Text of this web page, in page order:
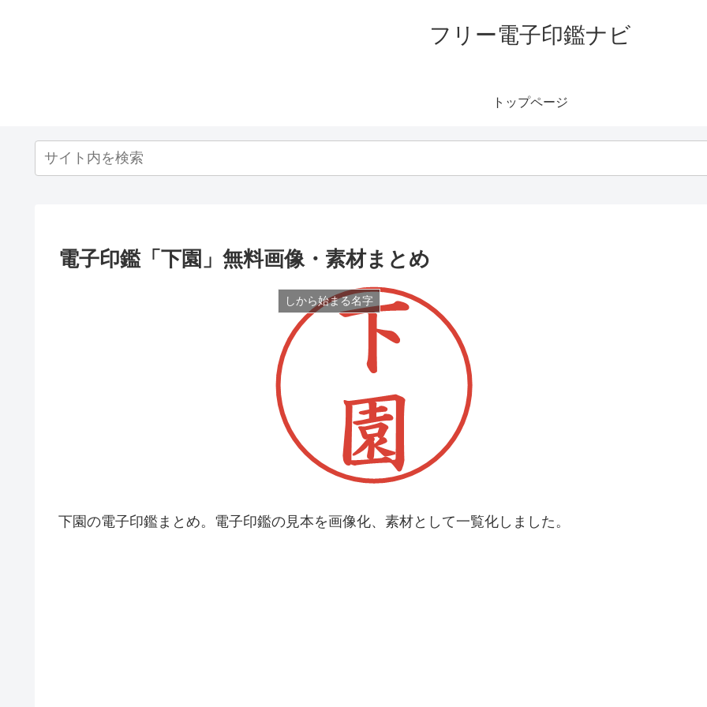
フリー電子印鑑ナビ
トップページ
電子印鑑「下園」無料画像・素材まとめ
しから始まる名字
下園の電子印鑑まとめ。電子印鑑の見本を画像化、素材として一覧化しました。